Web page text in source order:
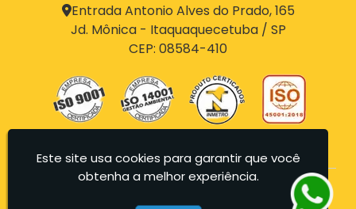
Entrada Antonio Alves do Prado, 165
Jd. Mônica - Itaquaquecetuba / SP
CEP: 08584-410
Petrosol Embalagens - Recuperadora de Tambores,
Este site usa cookies para garantir que você
obtenha a melhor experiência.